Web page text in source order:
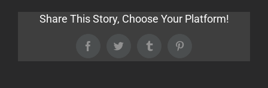
Share This Story, Choose Your Platform!
FacebookTwitter Tumblr